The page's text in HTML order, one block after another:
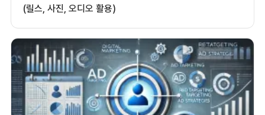
(릴스, 사진, 오디오 활용)